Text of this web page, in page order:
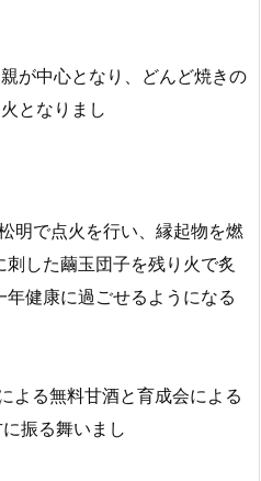
が中心となり、どんど焼きの
となりまし
明で点火を行い、縁起物を燃
した繭玉団子を残り火で炙
健康に過ごせるようになる
無料甘酒と育成会による
振る舞いまし